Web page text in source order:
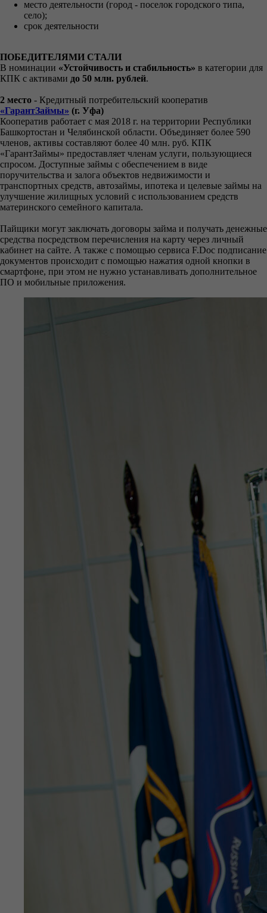
место деятельности (город - поселок городского типа,
село);
срок деятельности
ПОБЕДИТЕЛЯМИ СТАЛИ
В номинации «Устойчивость и стабильность» в категории для
КПК с активами до 50 млн. рублей.
2 место - Кредитный потребительский кооператив
«ГарантЗаймы» (г. Уфа)
Кооператив работает с мая 2018 г. на территории Республики
Башкортостан и Челябинской области. Объединяет более 590
членов, активы составляют более 40 млн. руб. КПК
«ГарантЗаймы» предоставляет членам услуги, пользующиеся
спросом. Доступные займы с обеспечением в виде
поручительства и залога объектов недвижимости и
транспортных средств, автозаймы, ипотека и целевые займы на
улучшение жилищных условий с использованием средств
материнского семейного капитала.
Пайщики могут заключать договоры займа и получать денежные
средства посредством перечисления на карту через личный
кабинет на сайте. А также с помощью сервиса F.Doc подписание
документов происходит с помощью нажатия одной кнопки в
смартфоне, при этом не нужно устанавливать дополнительное
ПО и мобильные приложения.